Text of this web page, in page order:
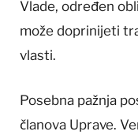
Vlade, određen
može doprinijeti
vlasti.
Posebna pažnja
članova Uprave.